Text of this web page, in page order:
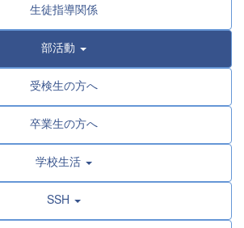
生徒指導関係
部活動
受検生の方へ
卒業生の方へ
学校生活
SSH